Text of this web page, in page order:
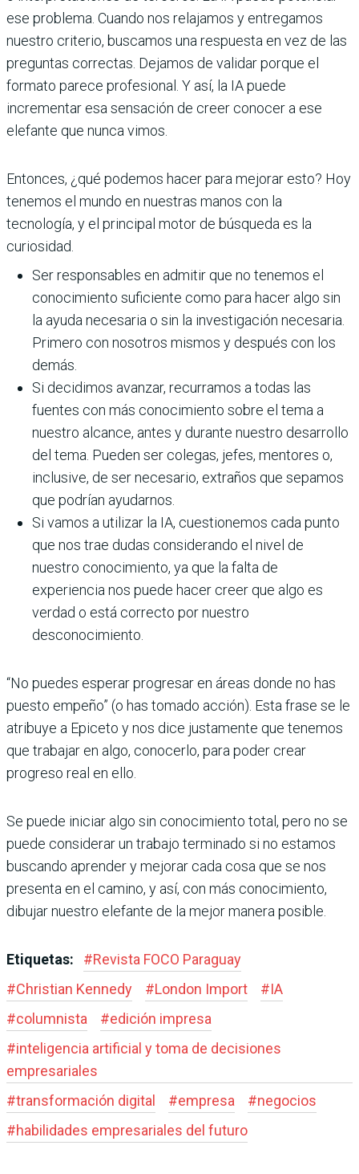
ese problema. Cuando nos relajamos y entregamos
nuestro criterio, buscamos una respuesta en vez de las
preguntas correctas. Dejamos de validar porque el
formato parece profesional. Y así, la IA puede
incrementar esa sensación de creer conocer a ese
elefante que nunca vimos.
Entonces, ¿qué podemos hacer para mejorar esto? Hoy
tenemos el mundo en nuestras manos con la
tecnología, y el principal motor de búsqueda es la
curiosidad.
Ser responsables en admitir que no tenemos el
conocimiento suficiente como para hacer algo sin
la ayuda necesaria o sin la investigación necesaria.
Primero con nosotros mismos y después con los
demás.
Si decidimos avanzar, recurramos a todas las
fuentes con más conocimiento sobre el tema a
nuestro alcance, antes y durante nuestro desarrollo
del tema. Pueden ser colegas, jefes, mentores o,
inclusive, de ser necesario, extraños que sepamos
que podrían ayudarnos.
Si vamos a utilizar la IA, cuestionemos cada punto
que nos trae dudas considerando el nivel de
nuestro conocimiento, ya que la falta de
experiencia nos puede hacer creer que algo es
verdad o está correcto por nuestro
desconocimiento.
“No puedes esperar progresar en áreas donde no has
puesto empeño” (o has tomado acción). Esta frase se le
atribuye a Epiceto y nos dice justamente que tenemos
que trabajar en algo, conocerlo, para poder crear
progreso real en ello.
Se puede iniciar algo sin conocimiento total, pero no se
puede considerar un trabajo terminado si no estamos
buscando aprender y mejorar cada cosa que se nos
presenta en el camino, y así, con más conocimiento,
dibujar nuestro elefante de la mejor manera posible.
Etiquetas: #Revista FOCO Paraguay
#Christian Kennedy #London Import #IA
#columnista #edición impresa
#inteligencia artificial y toma de decisiones
empresariales
#transformación digital #empresa #negocios
#habilidades empresariales del futuro